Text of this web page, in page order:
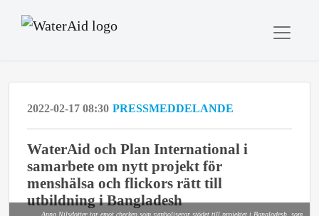
2022-02-17 08:30 PRESSMEDDELANDE
WaterAid och Plan International i
samarbete om nytt projekt för
menshälsa och flickors rätt till
utbildning i Bangladesh
Anna Nilsdotter tar emot checken som symboliserar stödet till projektet i Bangladesh, som